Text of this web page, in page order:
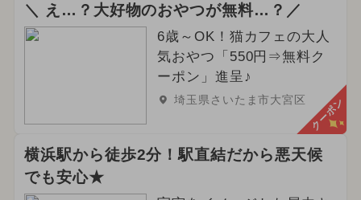
＼ え…？大好物のおやつが無料…？／
6歳～OK！猫カフェの大人
気おやつ「550円⇒無料ク
ーポン」進呈♪
埼玉県さいたま市大宮区 クーポン
横浜駅から徒歩2分！駅直結だから悪天候
でも安心★